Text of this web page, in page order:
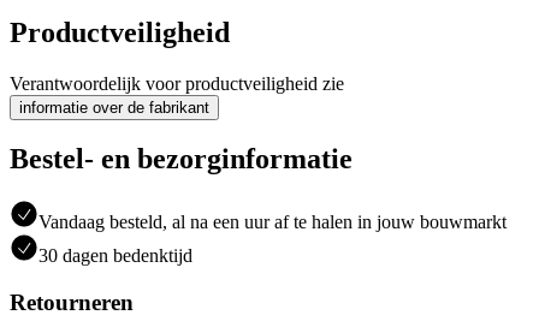
Productveiligheid
Verantwoordelijk voor productveiligheid zie
informatie over de fabrikant
Bestel- en bezorginformatie
Vandaag besteld, al na een uur af te halen in jouw bouwmarkt
30 dagen bedenktijd
Retourneren